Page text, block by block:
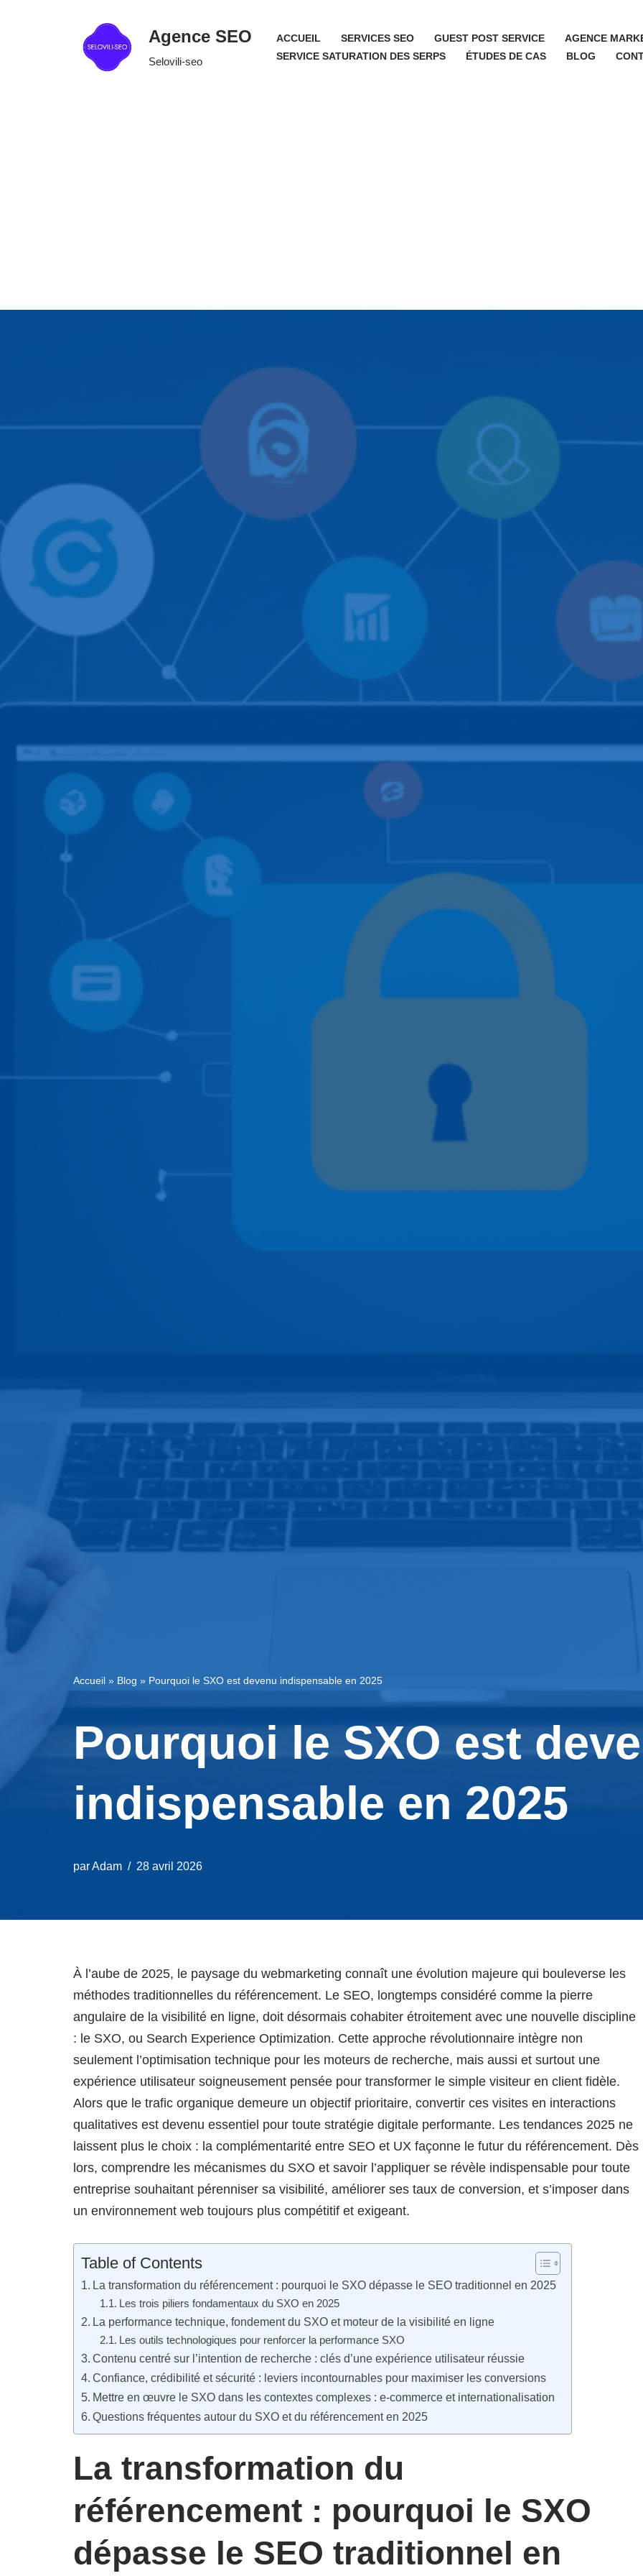
Agence SEO
Selovili-seo
ACCUEIL SERVICES SEO GUEST POST SERVICE
AGENCE
SERVICE SATURATION DES SERPS
ÉTUDES DE CAS BLOG
Accueil » Blog » Pourquoi le SXO est devenu indispensable en 2025
Pourquoi le SXO est
indispensable en 2025
parAdam 28 avril 2026
À l’aube de 2025, le paysage du webmarketing connaît une évolution majeure qui bouleverse les
méthodes traditionnelles du référencement. Le SEO, longtemps considéré comme la pierre
angulaire de la visibilité en ligne, doit désormais cohabiter étroitement avec une nouvelle discipline
: le SXO, ou Search Experience Optimization. Cette approche révolutionnaire intègre non
seulement l’optimisation technique pour les moteurs de recherche, mais aussi et surtout une
expérience utilisateur soigneusement pensée pour transformer le simple visiteur en client fidèle.
Alors que le trafic organique demeure un objectif prioritaire, convertir ces visites en interactions
qualitatives est devenu essentiel pour toute stratégie digitale performante. Les tendances 2025 ne
laissent plus le choix : la complémentarité entre SEO et UX façonne le futur du référencement. Dès
lors, comprendre les mécanismes du SXO et savoir l’appliquer se révèle indispensable pour toute
entreprise souhaitant pérenniser sa visibilité, améliorer ses taux de conversion, et s’imposer dans
un environnement web toujours plus compétitif et exigeant.
Table of Contents
La transformation du référencement : pourquoi le SXO dépasse le SEO traditionnel en 2025
Les trois piliers fondamentaux du SXO en 2025
La performance technique, fondement du SXO et moteur de la visibilité en ligne
Les outils technologiques pour renforcer la performance SXO
Contenu centré sur l’intention de recherche : clés d’une expérience utilisateur réussie
Confiance, crédibilité et sécurité : leviers incontournables pour maximiser les conversions
Mettre en œuvre le SXO dans les contextes complexes : e-commerce et internationalisation
Questions fréquentes autour du SXO et du référencement en 2025
La transformation du
référencement : pourquoi le SXO
dépasse le SEO traditionnel en